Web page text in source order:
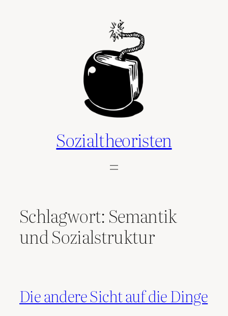
Sozialtheoristen
Schlagwort: Semantik
und Sozialstruktur
Die andere Sicht auf die Dinge